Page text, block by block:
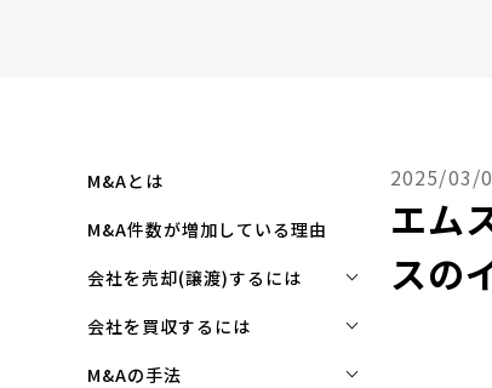
M&Aとは
M&A件数が増加している理由
会社を売却(譲渡)するには
会社を売却(譲渡)するには
M&Aで売れる会社の条件とは
会社を買収するには
会社を買収するには
M&Aの手法
2025/03/
エム
スの